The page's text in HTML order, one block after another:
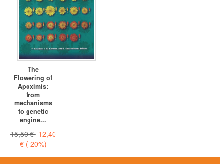
The
Flowering of
Apoximis:
from
mechanisms
to genetic
engine...
15,50 € 12,40
€ (-20%)